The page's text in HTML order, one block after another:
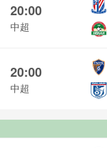
20:00
中超
20:00
中超